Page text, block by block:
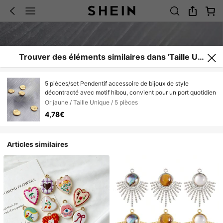
Trouver des éléments similaires dans 'Taille Uni
que'
5 pièces/set Pendentif accessoire de bijoux de style
décontracté avec motif hibou, convient pour un port quotidien
Or jaune / Taille Unique / 5 pièces
4,78€
Articles similaires